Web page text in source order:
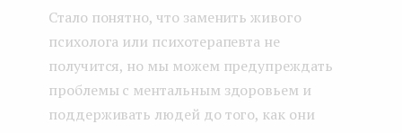
Стало понятно, что заменить живого
психолога или психотерапевта не
получится, но мы можем предупреждать
проблемы с ментальным здоровьем и
поддерживать людей до того, как они